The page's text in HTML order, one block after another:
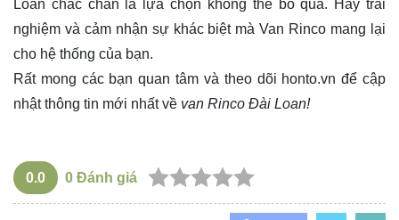
Loan chắc chắn là lựa chọn không thể bỏ qua. Hãy trải
nghiệm và cảm nhận sự khác biệt mà Van Rinco mang lại
cho hệ thống của bạn.
Rất mong các bạn quan tâm và theo dõi honto.vn để cập
nhật thông tin mới nhất về van Rinco Đài Loan!
0.0 0 Đánh giá